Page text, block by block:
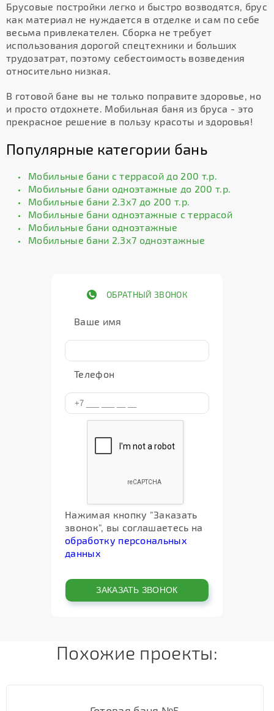
Брусовые постройки легко и быстро возводятся, брус
как материал не нуждается в отделке и сам по себе
весьма привлекателен. Сборка не требует
использования дорогой спецтехники и больших
трудозатрат, поэтому себестоимость возведения
относительно низкая.
В готовой бане вы не только поправите здоровье, но
и просто отдохнете. Мобильная баня из бруса - это
прекрасное решение в пользу красоты и здоровья!
Популярные категории бань
Мобильные бани с террасой до 200 т.р.
Мобильные бани одноэтажные до 200 т.р.
Мобильные бани 2.3х7 до 200 т.р.
Мобильные бани одноэтажные с террасой
Мобильные бани одноэтажные
Мобильные бани 2.3х7 одноэтажные
ОБРАТНЫЙ ЗВОНОК
Ваше имя
Телефон
Нажимая кнопку "Заказать
звонок", вы соглашаетесь на
обработку персональных
данных
Похожие проекты: